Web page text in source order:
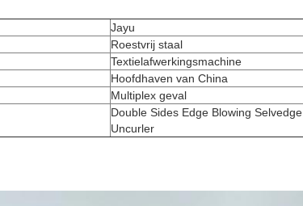
Jayu
Roestvrij staal
Textielafwerkingsmachine
Hoofdhaven van China
Multiplex geval
Double Sides Edge Blowing Selvedge
Uncurler